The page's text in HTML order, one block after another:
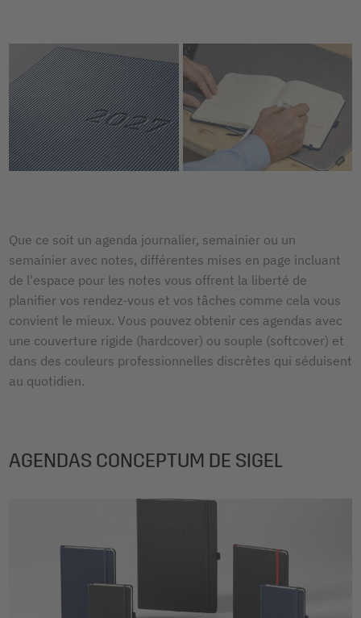
Que ce soit un agenda journalier, semainier ou un
semainier avec notes, différentes mises en page incluant
de l'espace pour les notes vous offrent la liberté de
planifier vos rendez-vous et vos tâches comme cela vous
convient le mieux. Vous pouvez obtenir ces agendas avec
une couverture rigide (hardcover) ou souple (softcover) et
dans des couleurs professionnelles discrètes qui séduisent
au quotidien.
AGENDAS CONCEPTUM DE SIGEL